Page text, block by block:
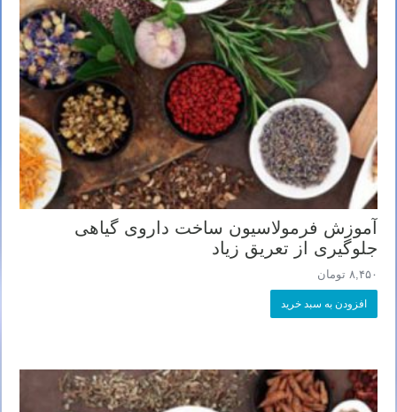
آموزش فرمولاسیون ساخت داروی گیاهی
جلوگیری از تعریق زیاد
۸,۴۵۰ تومان
افزودن به سبد خرید